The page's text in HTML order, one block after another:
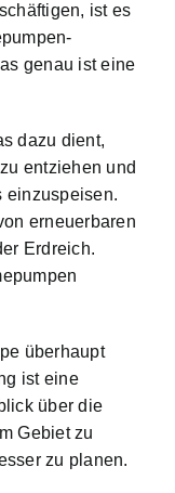
ist es
genau ist eine
dazu dient,
entziehen und
einzuspeisen.
erneuerbaren
Erdreich.
überhaupt
ist eine
über die
Gebiet zu
zu planen.